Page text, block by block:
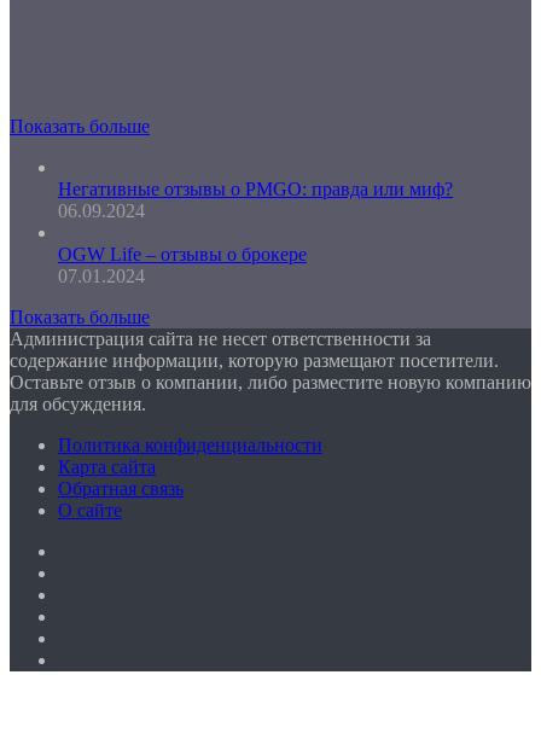
Показать больше
Негативные отзывы о PMGO: правда или миф?
06.09.2024
OGW Life – отзывы о брокере
07.01.2024
Показать больше
Администрация сайта не несет ответственности за
содержание информации, которую размещают посетители.
Оставьте отзыв о компании, либо разместите новую компанию
для обсуждения.
Политика конфиденциальности
Карта сайта
Обратная связь
О сайте